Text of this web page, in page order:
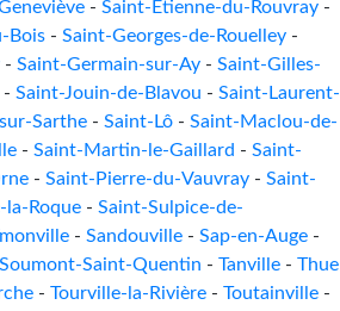
- Saint-Étienne-du-Rouvray -
Bois - Saint-Georges-de-Rouelley -
- Saint-Germain-sur-Ay - Saint-Gilles-
- Saint-Jouin-de-Blavou - Saint-Laurent-
Sarthe - Saint-Lô - Saint-Maclou-de-
- Saint-Martin-le-Gaillard - Saint-
- Saint-Pierre-du-Vauvray - Saint-
la-Roque - Saint-Sulpice-de-
- Sandouville - Sap-en-Auge -
Soumont-Saint-Quentin - Tanville - Thue
- Tourville-la-Rivière - Toutainville -